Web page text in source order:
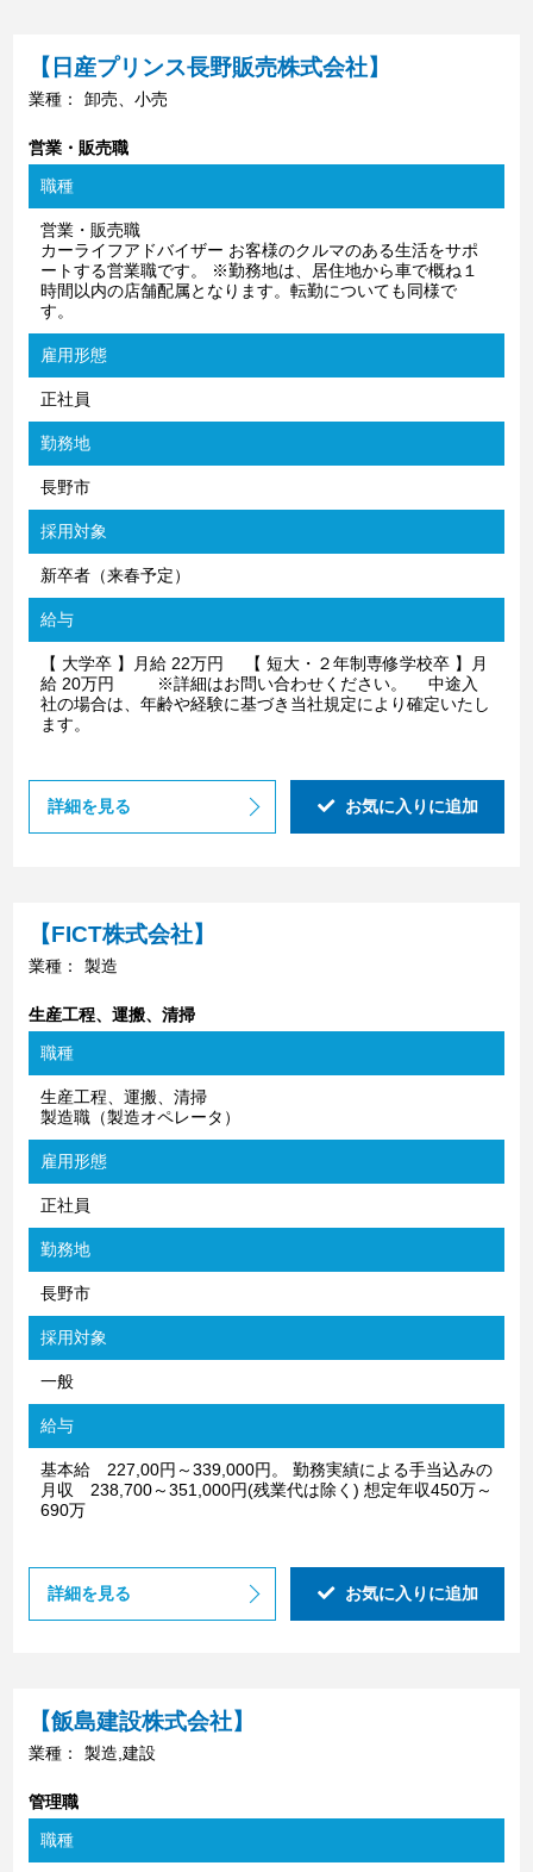
【日産プリンス長野販売株式会社】
業種： 卸売、小売
営業・販売職
職種
営業・販売職
カーライフアドバイザー お客様のクルマのある生活をサポ
ートする営業職です。 ※勤務地は、居住地から車で概ね１
時間以内の店舗配属となります。転勤についても同様で
す。
雇用形態
正社員
勤務地
長野市
採用対象
新卒者（来春予定）
給与
【 大学卒 】月給 22万円 【 短大・２年制専修学校卒 】月
給 20万円 ※詳細はお問い合わせください。 中途入
社の場合は、年齢や経験に基づき当社規定により確定いたし
ます。
詳細を見る お気に入りに追加
【FICT株式会社】
業種： 製造
生産工程、運搬、清掃
職種
生産工程、運搬、清掃
製造職（製造オペレータ）
雇用形態
正社員
勤務地
長野市
採用対象
一般
給与
基本給 227,00円～339,000円。 勤務実績による手当込みの
月収 238,700～351,000円(残業代は除く) 想定年収450万～
690万
詳細を見る お気に入りに追加
【飯島建設株式会社】
業種： 製造,建設
管理職
職種